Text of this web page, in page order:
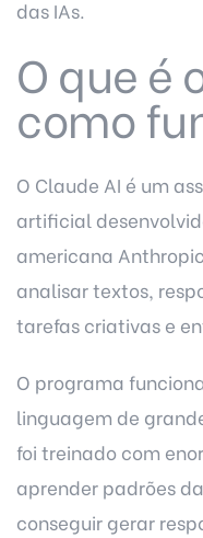
das IAs.
O que é
como
O Claude AI é um
artificial
americana
analisar textos,
tarefas criativas e
O programa
linguagem de
foi treinado com
aprender padrões
conseguir gerar